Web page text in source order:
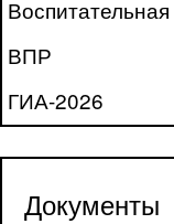
ВПР
ГИА-2026
Документы